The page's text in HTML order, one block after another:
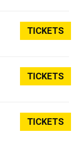
TICKETS
TICKETS
TICKETS